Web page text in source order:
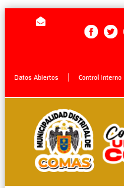
Datos Abiertos Control Interno